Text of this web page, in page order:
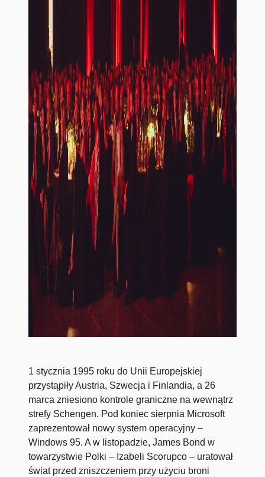
1 stycznia 1995 roku do Unii Europejskiej
przystąpiły Austria, Szwecja i Finlandia, a 26
marca zniesiono kontrole graniczne na wewnątrz
strefy Schengen. Pod koniec sierpnia Microsoft
zaprezentował nowy system operacyjny –
Windows 95. A w listopadzie, James Bond w
towarzystwie Polki – Izabeli Scorupco – uratował
świat przed zniszczeniem przy użyciu broni